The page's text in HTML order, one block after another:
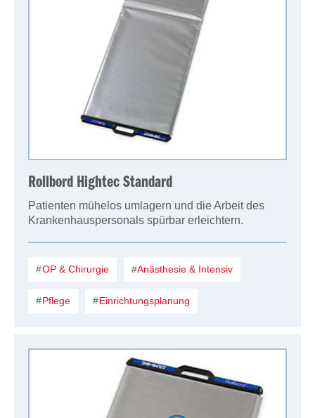
Rollbord Hightec Standard
Patienten mühelos umlagern und die Arbeit des
Krankenhauspersonals spürbar erleichtern.
OP & Chirurgie Anästhesie & Intensiv
Pflege Einrichtungsplanung